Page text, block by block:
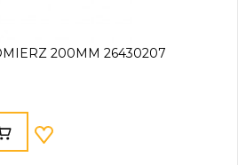
200MM 26430207